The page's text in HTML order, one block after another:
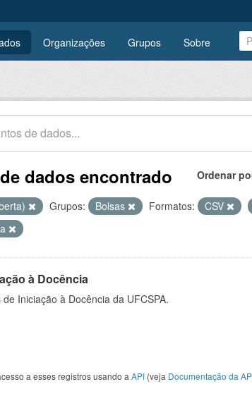
Organizações Grupos Sobre
Ordenar
dados encontrado
Grupos: Bolsas Formatos: CSV
à Docência
Iniciação à Docência da UFCSPA.
a esses registros usando a API (veja Documentação da